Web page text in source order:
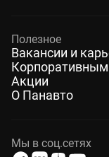
Полезное
Вакансии и
Акции
О Панавто
Мы в соц.сетях